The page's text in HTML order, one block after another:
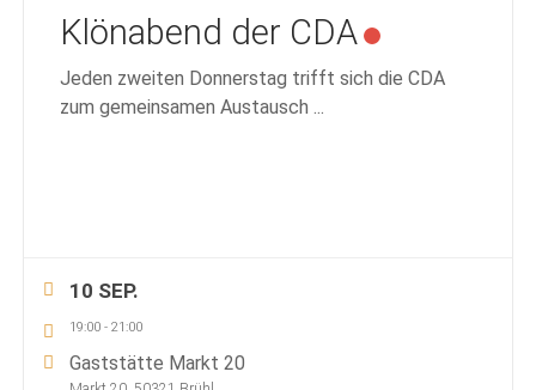
Klönabend der CDA
Jeden zweiten Donnerstag trifft sich die CDA
zum gemeinsamen Austausch
10 SEP.
19:00 -21:00
Gaststätte Markt 20